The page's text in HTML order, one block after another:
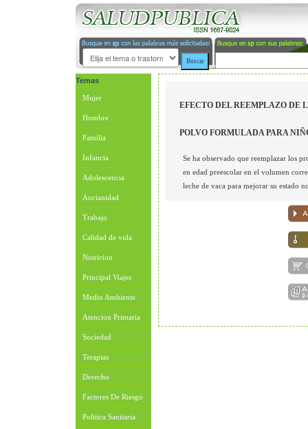
Temas
Mujer
Hombre
Familia
Infancia
Adolescencia
Ancianidad
Trabajo
Calidad de vida
Nutricion
Principal Viajes
Medio Ambiente
Atencion Primaria
Sociedad
Terapias
Derecho
Factores De Riesgo
Politica Sanitaria
EFECTO DEL REEMPLAZO DE
POLVO FORMULADA PARA
Se ha observado que reemplazar los
en edad preescolar en el volumen
leche de vaca para mejorar su estado